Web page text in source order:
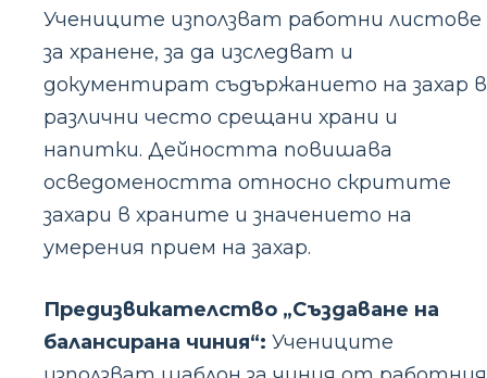
Учениците използват работни листове
за хранене, за да изследват и
документират съдържанието на захар в
различни често срещани храни и
напитки. Дейността повишава
осведомеността относно скритите
захари в храните и значението на
умерения прием на захар.
Предизвикателство „Създаване на
балансирана чиния“: Учениците